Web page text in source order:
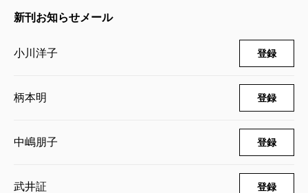
新刊お知らせメール
小川洋子 登録
柄本明 登録
中嶋朋子 登録
武井証 登録